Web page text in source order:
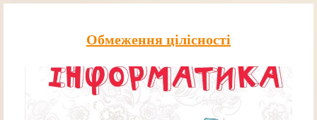
Обмеження цілісності